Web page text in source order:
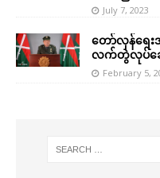
July 7, 2023
တော်လှန်ရေး
လက်တွဲလုပ်ဆေ
February 5,